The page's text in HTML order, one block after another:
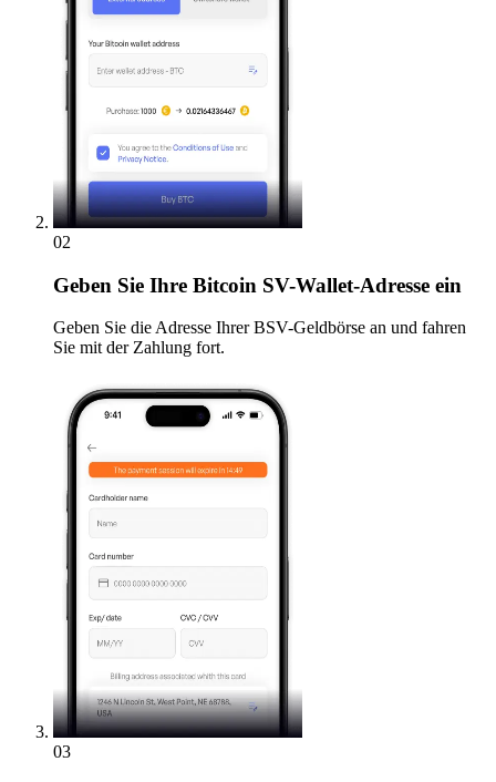
02
Geben Sie Ihre Bitcoin SV-Wallet-Adresse ein
Geben Sie die Adresse Ihrer BSV-Geldbörse an und fahren
Sie mit der Zahlung fort.
03